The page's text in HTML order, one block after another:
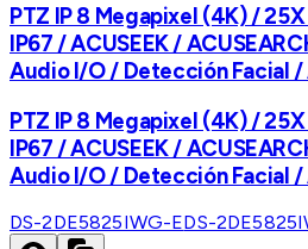
PTZ IP 8 Megapixel (4K) /
IP67 / ACUSEEK /
Audio I/O / Detección Facial /
PTZ IP 8 Megapixel (4K) /
IP67 / ACUSEEK /
Audio I/O / Detección Facial /
DS-2DE5825IWG-EDS-